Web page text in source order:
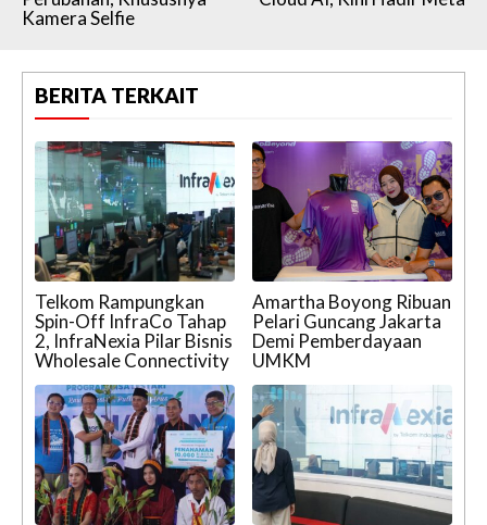
Kamera Selfie
BERITA TERKAIT
Telkom Rampungkan
Spin-Off InfraCo Tahap
2, InfraNexia Pilar Bisnis
Wholesale Connectivity
Amartha Boyong Ribuan
Pelari Guncang Jakarta
Demi Pemberdayaan
UMKM